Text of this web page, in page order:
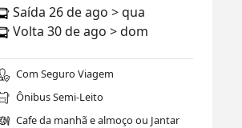
Saída 26 de ago > qua
Volta 30 de ago > dom
Com Seguro Viagem
Ônibus Semi-Leito
Cafe da manhã e almoço ou Jantar